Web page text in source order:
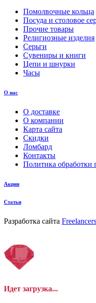
Помолвочные кольца
Посуда и столовое
Прочие товары
Религиозные изделия
Серьги
Сувениры и книги
Цепи и шнурки
Часы
О нас
О доставке
О компании
Карта сайта
Скидки
Ломбард
Контакты
Политика обработки
Акции
Статьи
Разработка сайта
Идет загрузка...